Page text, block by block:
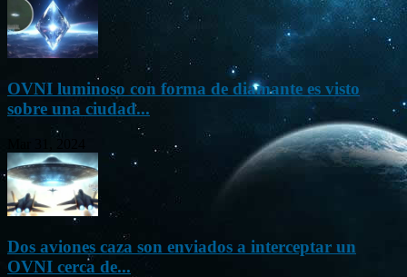
OVNI luminoso con forma de diamante es visto
sobre una ciudad...
Dos aviones caza son enviados a interceptar un
OVNI cerca de...